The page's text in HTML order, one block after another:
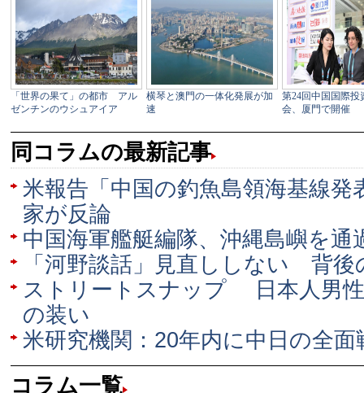
同コラムの最新記事
米報告「中国の釣魚島領海基線発
家が反論
中国海軍艦艇編隊、沖縄島嶼を通
「河野談話」見直ししない 背後
ストリートスナップ 日本人男
の装い
米研究機関：20年内に中日の全
コラム一覧